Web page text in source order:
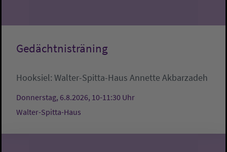
Gedächtnisträning
Hooksiel: Walter-Spitta-Haus Annette Akbarzadeh
Donnerstag, 6.8.2026, 10-11:30 Uhr
Walter-Spitta-Haus